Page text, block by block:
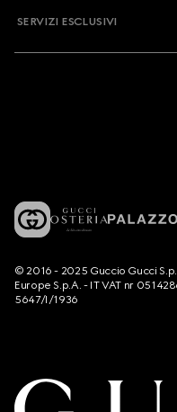
SERVIZI ESCLUSIVI
© 2016 - 2025 Guccio Gucci
Europe S.p.A. - IT VAT nr
5647/I/1936